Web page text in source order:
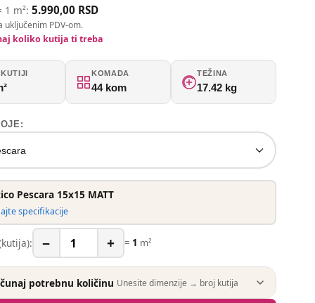
1 m²: 5.990,00 RSD
uključenim PDV-om.
koliko kutija ti treba
KOMADA
44 kom
TEŽINA
17.42 kg
Pescara 15x15 MATT
specifikacije
− + = 1 m²
potrebnu količinu Unesite dimenzije → broj kutija